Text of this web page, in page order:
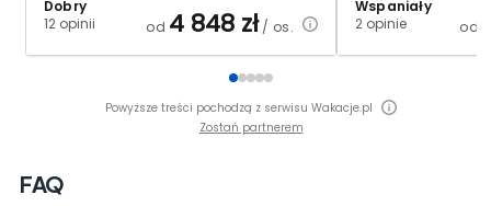
Dobry
12 opinii
od 4 848 zł/ os.
Wspaniały
2 opinie
od
Powyższe treści pochodzą z serwisu Wakacje.pl
Zostań partnerem
FAQ